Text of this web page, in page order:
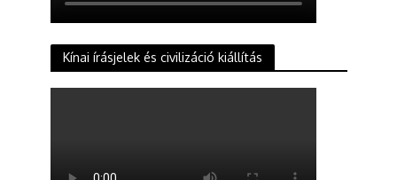
Kínai írásjelek és civilizáció kiállítás